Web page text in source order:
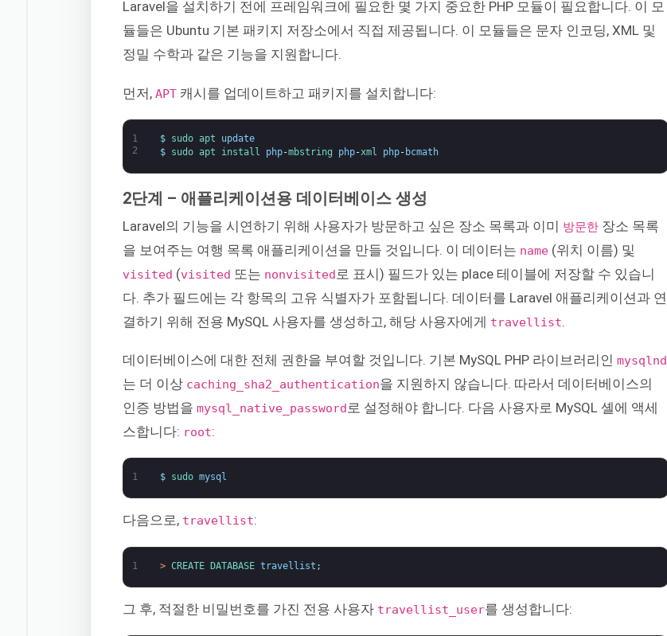
Laravel을 설치하기 전에 프레임워크에 필요한 몇 가지 중요한 PHP 모듈이 필요합니다. 이 모
듈들은 Ubuntu 기본 패키지 저장소에서 직접 제공됩니다. 이 모듈들은 문자 인코딩, XML 및
정밀 수학과 같은 기능을 지원합니다.
먼저,APT 캐시를 업데이트하고 패키지를 설치합니다:
1
2
$ sudo apt update
$ sudo apt install php-mbstring php-xml php- bcmath
2단계 – 애플리케이션용 데이터베이스 생성
Laravel의 기능을 시연하기 위해 사용자가 방문하고 싶은 장소 목록과 이미 방문한 장소 목록
을 보여주는 여행 목록 애플리케이션을 만들 것입니다. 이 데이터는 name (위치 이름) 및
visited (visited 또는 nonvisited 로 표시) 필드가 있는 place 테이블에 저장할 수 있습니
다. 추가 필드에는 각 항목의 고유 식별자가 포함됩니다. 데이터를 Laravel 애플리케이션과 연
결하기 위해 전용 MySQL 사용자를 생성하고, 해당 사용자에게 travellist
데이터베이스에 대한 전체 권한을 부여할 것입니다. 기본 MySQL PHP 라이브러리인mysqlnd
는 더 이상 caching_sha2_authentication을 지원하지 않습니다. 따라서 데이터베이스의
인증 방법을mysql_native_password로 설정해야 합니다. 다음 사용자로 MySQL 셸에 액세
스합니다: root:
1 $ sudo mysql
다음으로, travellist:
1 > CREATE DATABASE travellist ;
그 후, 적절한 비밀번호를 가진 전용 사용자 travellist_user를 생성합니다: